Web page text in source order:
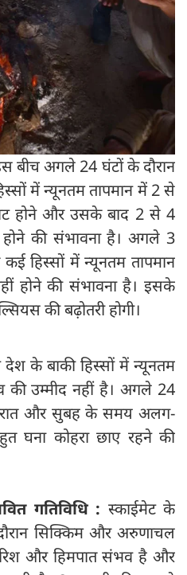
बीच अगले 24 घंटों के दौरान
में न्यूनतम तापमान में 2 से
होने और उसके बाद 2 से 4
होने की संभावना है। अगले 3
हिस्सों में न्यूनतम तापमान
होने की संभावना है। इसके
की बढ़ोतरी होगी।
के बाकी हिस्सों में न्यूनतम
की उम्मीद नहीं है। अगले 24
रात और सुबह के समय अलग-
घना कोहरा छाए रहने की
गतिविधि : स्काईमेट के
सिक्किम और अरुणाचल
और हिमपात संभव है और